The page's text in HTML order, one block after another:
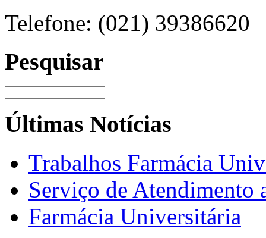
Telefone: (021) 39386620
Pesquisar
Últimas Notícias
Trabalhos Farmácia
Serviço de Atendimento
Farmácia Universitária